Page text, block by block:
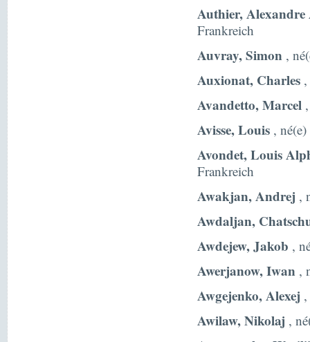
Authier, Alexandre
Frankreich
Auvray, Simon ,
Auxionat, Charles
Avandetto, Marcel
Avisse, Louis ,
Avondet, Louis
Frankreich
Awakjan, Andrej ,
Awdaljan,
Awdejew, Jakob ,
Awerjanow, Iwan ,
Awgejenko, Alexej
Awilaw, Nikolaj ,